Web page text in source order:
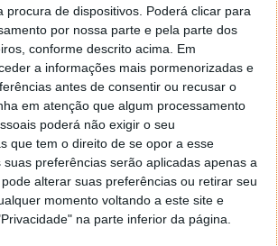
procura de dispositivos. Poderá clicar para
por nossa parte e pela parte dos
conforme descrito acima. Em
a informações mais pormenorizadas e
antes de consentir ou recusar o
em atenção que algum processamento
poderá não exigir o seu
que tem o direito de se opor a esse
suas preferências serão aplicadas apenas a
alterar suas preferências ou retirar seu
momento voltando a este site e
na parte inferior da página.
7 de Novembro de 2005 às 11:21
o que te falei. Faz da seguinte maneira,
e no topo dessa janela com o botão direito do
Depois no separador Menu ‘Iniciar’
‘Personalizar’ aí encontrarás no separador
para escolheres o Browser com que queres
o gestor de e-mail. Caso não consigas chegar lá,
Firefox e nas ferramentas ou tools escolhes
ou ‘Options’ icon geral da então janela aberta e
do fim encontras um local para colocares um
vai obrigar o Firefox a verificar se este é o browser